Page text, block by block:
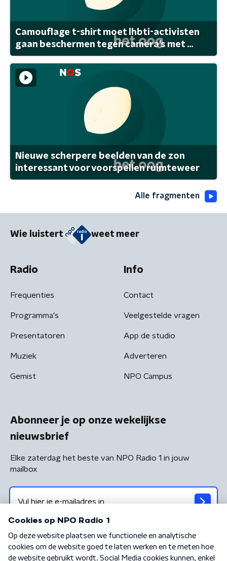
Camouflage t-shirt moet lhbti-activisten
gaan beschermen tegen camera's met ...
Nieuwe scherpere beelden van de zon
interessant voor voorspellen ruimteweer
Alle fragmenten
Wie luistert weet meer
Radio
Frequenties
Programma's
Presentatoren
Muziek
Gemist
Info
Contact
Veelgestelde vragen
App de studio
Adverteren
NPO Campus
Abonneer je op onze wekelijkse
nieuwsbrief
Elke zaterdag het beste van NPO Radio 1 in jouw
mailbox